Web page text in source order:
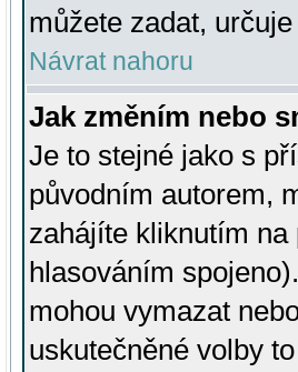
můžete zadat,
Návrat nahoru
Jak změním nebo
Je to stejné jako s
původním autorem,
zahájíte kliknutím
hlasováním
mohou vymazat
uskutečněné volby